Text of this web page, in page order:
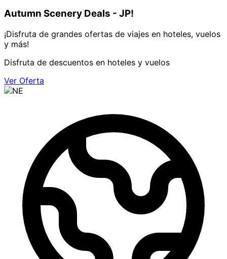
Autumn Scenery Deals - JP!
¡Disfruta de grandes ofertas de viajes en hoteles, vuelos
y más!
Disfruta de descuentos en hoteles y vuelos
Ver Oferta